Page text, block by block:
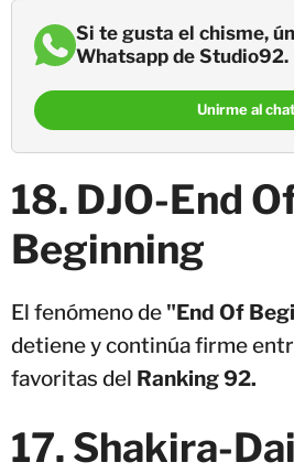
Si te gusta el chisme,
Whatsapp de Studio92.
Unirme al
18. DJO-End
Beginning
El fenómeno de "End Of
detiene y continúa firme
favoritas del Ranking 92.
17. Shakira-